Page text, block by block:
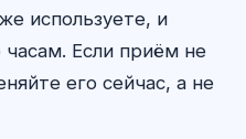
используете, и
Если приём не
его сейчас, а не